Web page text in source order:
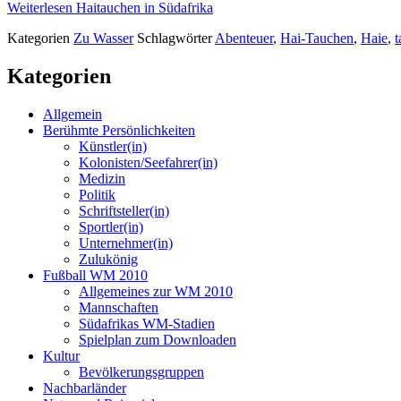
Weiterlesen Haitauchen in Südafrika
Kategorien Zu Wasser SchlagwörterAbenteuer, Hai-Tauchen, Haie,
Kategorien
Allgemein
Berühmte Persönlichkeiten
Künstler(in)
Kolonisten/Seefahrer(in)
Medizin
Politik
Schriftsteller(in)
Sportler(in)
Unternehmer(in)
Zulukönig
Fußball WM 2010
Allgemeines zur WM 2010
Mannschaften
Südafrikas WM-Stadien
Spielplan zum Downloaden
Kultur
Bevölkerungsgruppen
Nachbarländer